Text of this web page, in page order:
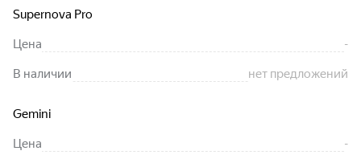
Supernova Pro
Цена -
В наличии нет предложений
Gemini
Цена -